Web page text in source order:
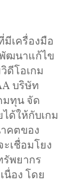
เครื่องมือ
ฒนาแก้ไข
ดีโอเกม
บริษัท
มทุน จัด
ด้ให้กับเกม
คตของ
เชื่อมโยง
พยากร
นื่อง โดย